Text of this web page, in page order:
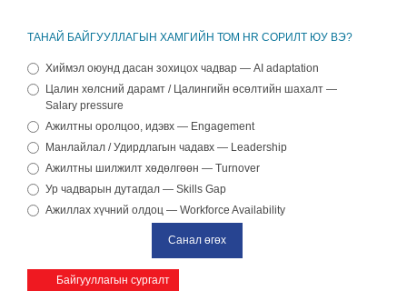
ТАНАЙ БАЙГУУЛЛАГЫН ХАМГИЙН ТОМ HR СОРИЛТ ЮУ ВЭ?
Хиймэл оюунд дасан зохицох чадвар — AI adaptation
Цалин хөлсний дарамт / Цалингийн өсөлтийн шахалт —
Salary pressure
Ажилтны оролцоо, идэвх — Engagement
Манлайлал / Удирдлагын чадавх — Leadership
Ажилтны шилжилт хөдөлгөөн — Turnover
Ур чадварын дутагдал — Skills Gap
Ажиллах хүчний олдоц — Workforce Availability
Байгууллагын сургалт